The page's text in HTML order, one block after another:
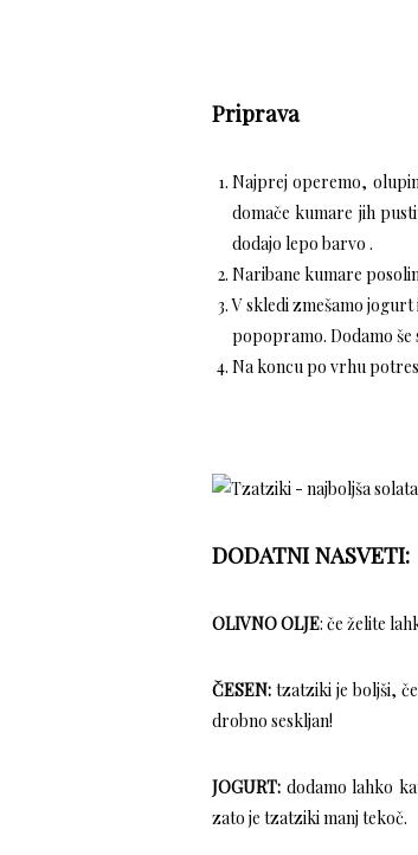
Priprava
Najprej operemo,
domače kumare jih
dodajo lepo barvo .
Naribane kumare
V skledi zmešamo
popopramo. Dodamo
Na koncu po vrhu
DODATNI NASVETI:
OLIVNO OLJE: če želite
ČESEN: tzatziki je boljši,
drobno seskljan!
JOGURT: dodamo lahko
zato je tzatziki manj tekoč.